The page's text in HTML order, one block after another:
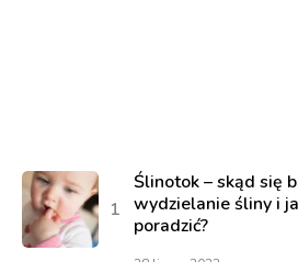
Ślinotok – skąd się
wydzielanie śliny i
poradzić?